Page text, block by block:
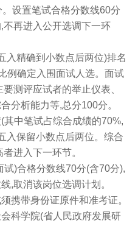
设置笔试合格分数线60分
不再进入公开选调下一环
入精确到小数点后两位)排名
例确定入围面试人选。面试
测评应试者的举止仪表、
分析能力等,总分100分。
中笔试占综合成绩的70%,
入保留小数点后两位。综合
进入下一环节。
)合格分数线70分(含70分),
,取消该岗位选调计划。
携带身份证原件和准考证。
科学院(省人民政府发展研